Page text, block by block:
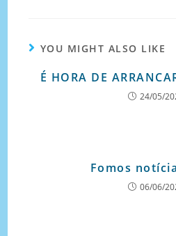
YOU MIGHT ALSO LIKE
É HORA DE
24/05/
Fomos
06/06/